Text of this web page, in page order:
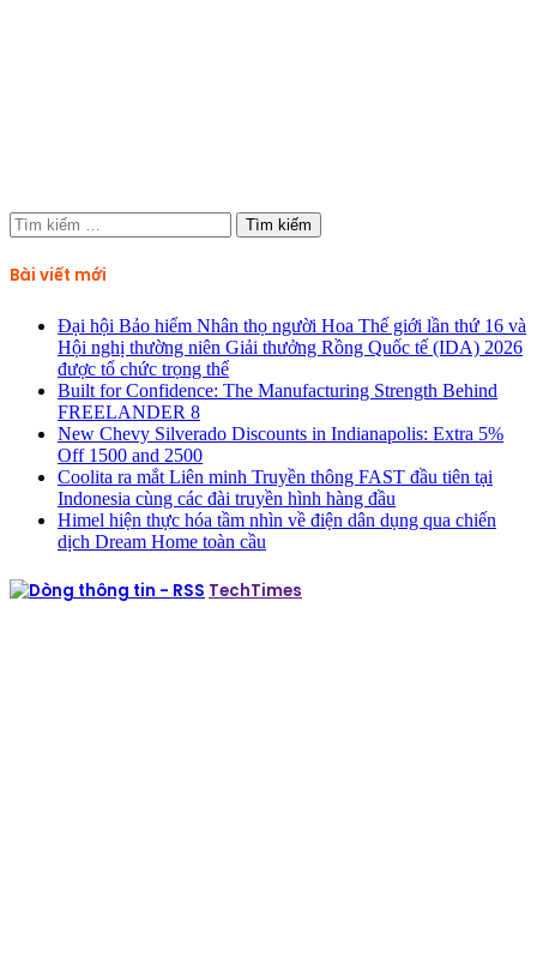
Tìm
kiếm
cho:
Bài viết mới
Đại hội Bảo hiểm Nhân thọ người Hoa Thế giới lần thứ 16 và
Hội nghị thường niên Giải thưởng Rồng Quốc tế (IDA) 2026
được tổ chức trọng thể
Built for Confidence: The Manufacturing Strength Behind
FREELANDER 8
New Chevy Silverado Discounts in Indianapolis: Extra 5%
Off 1500 and 2500
Coolita ra mắt Liên minh Truyền thông FAST đầu tiên tại
Indonesia cùng các đài truyền hình hàng đầu
Himel hiện thực hóa tầm nhìn về điện dân dụng qua chiến
dịch Dream Home toàn cầu
TechTimes